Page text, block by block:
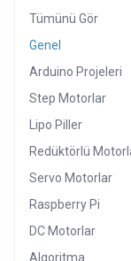
Tümünü Gör
Genel
Arduino Projeleri
Step Motorlar
Lipo Piller
Redüktörlü
Servo Motorlar
Raspberry Pi
DC Motorlar
Algoritma